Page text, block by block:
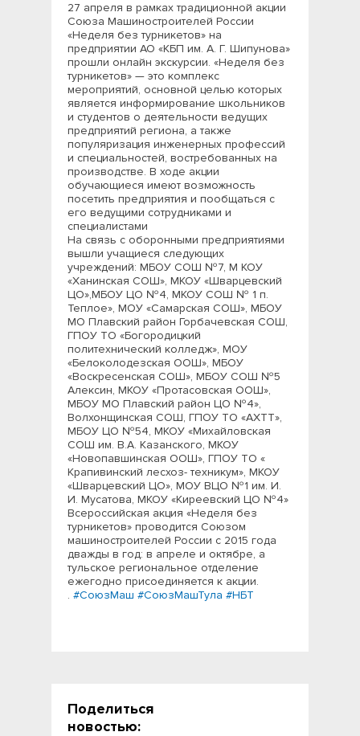
27 апреля в рамках традиционной акции
Союза Машиностроителей России
«Неделя без турникетов» на
предприятии АО «КБП им. А. Г. Шипунова»
прошли онлайн экскурсии. «Неделя без
турникетов» — это комплекс
мероприятий, основной целью которых
является информирование школьников
и студентов о деятельности ведущих
предприятий региона, а также
популяризация инженерных профессий
и специальностей, востребованных на
производстве. В ходе акции
обучающиеся имеют возможность
посетить предприятия и пообщаться с
его ведущими сотрудниками и
специалистами
На связь с оборонными предприятиями
вышли учащиеся следующих
учреждений: МБОУ СОШ №7, М КОУ
«Ханинская СОШ», МКОУ «Шварцевский
ЦО»,МБОУ ЦО №4, МКОУ СОШ № 1 п.
Теплое», МОУ «Самарская СОШ», МБОУ
МО Плавский район Горбачевская СОШ,
ГПОУ ТО «Богородицкий
политехнический колледж», МОУ
«Белоколодезская ООШ», МБОУ
«Воскресенская СОШ», МБОУ СОШ №5
Алексин, МКОУ «Протасовская ООШ»,
МБОУ МО Плавский район ЦО №4»,
Волхонщинская СОШ, ГПОУ ТО «АХТТ»,
МБОУ ЦО №54, МКОУ «Михайловская
СОШ им. В.А. Казанского, МКОУ
«Новопавшинская ООШ», ГПОУ ТО «
Крапивинский лесхоз- техникум», МКОУ
«Шварцевский ЦО», МОУ ВЦО №1 им. И.
И. Мусатова, МКОУ «Киреевский ЦО №4»
Всероссийская акция «Неделя без
турникетов» проводится Союзом
машиностроителей России с 2015 года
дважды в год: в апреле и октябре, а
тульское региональное отделение
ежегодно присоединяется к акции.
. #СоюзМаш #СоюзМашТула #НБТ
Поделиться
новостью: